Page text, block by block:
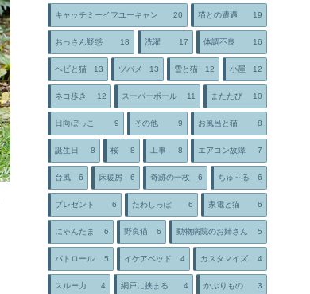
キャッチミーイフユーキャン 20 猫との遭遇 19
おっさん疑惑 18 洗濯 17 体調不良 16
ヘビと猫 13 ツバメ 13 雪と猫 12 小屋 12
ネコ歩き 12 スーパーボール 11 またたび 10
日向ぼっこ 9 その他 9 お風呂と猫 8
誕生日 8 桜 8 工事 8 エアコン故障 7
台風 6 床暖房 6 奇跡の一枚 6 ちゅ～る 6
プレゼント 6 たわしっぽ 6 家電と猫 6
にゃんたま 6 野良猫 6 動物病院のお姉さん 5
パトロール 5 イケアベッド 4 カスタマイズ 4
スルー力 4 網戸に挟まる 4 かぶりもの 3